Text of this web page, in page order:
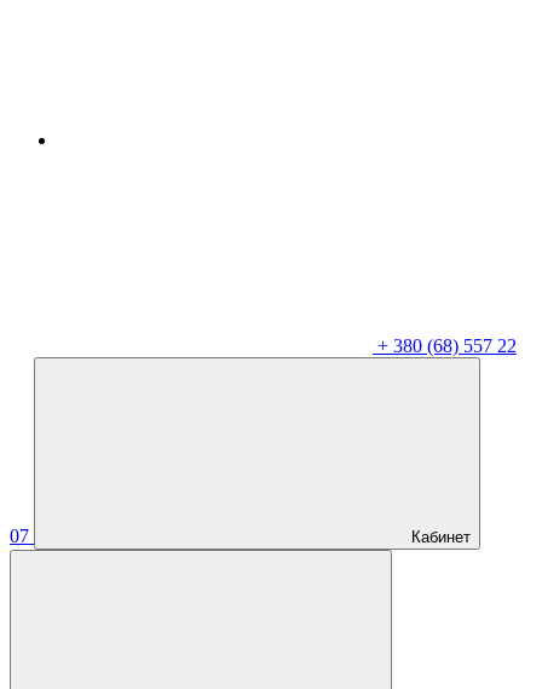
+ 380 (68) 557 22
07 Кабинет